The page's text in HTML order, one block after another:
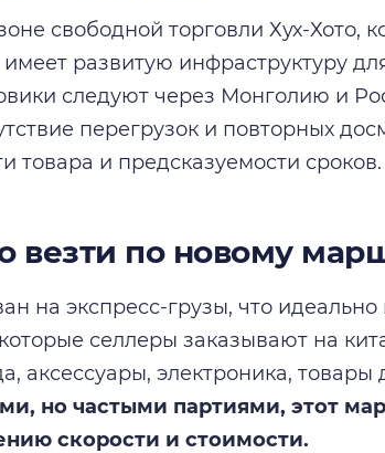
свободной торговли Хух-Хото,
развитую инфраструктуру
следуют через Монголию и
перегрузок и повторных
товара и предсказуемости сроков.
везти по новому
на экспресс-грузы, что идеально
селлеры заказывают на
аксессуары, электроника, товары
но частыми партиями, этот
скорости и стоимости.